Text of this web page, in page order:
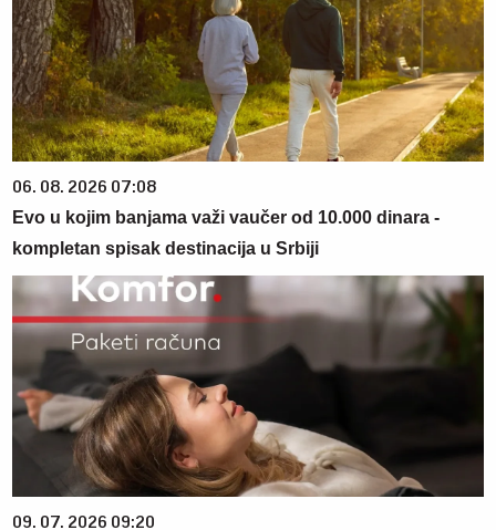
06. 08. 2026 07:08
Evo u kojim banjama važi vaučer od 10.000 dinara -
kompletan spisak destinacija u Srbiji
09. 07. 2026 09:20